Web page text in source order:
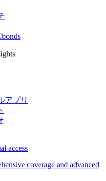
アプリ
access
coverage and advanced